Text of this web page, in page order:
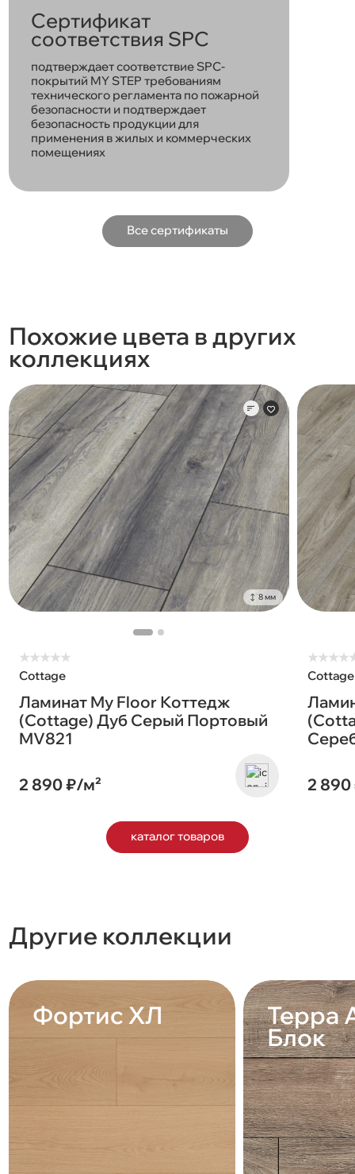
Сертификат
соответствия SPC
подтверждает соответствие SPC-
покрытий MY STEP требованиям
технического регламента по пожарной
безопасности и подтверждает
безопасность продукции для
применения в жилых и коммерческих
помещениях
Все сертификаты
Похожие цвета в других
коллекциях
8 мм
★★★★★
Cottage
Ламинат My Floor Коттедж
(Cottage) Дуб Серый Портовый
MV821
2 890 ₽/м²
★★★★
Cottage
2
каталог товаров
Другие коллекции
Фортис ХЛ Терра
Блок